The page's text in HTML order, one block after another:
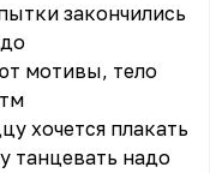
закончились
мотивы, тело
хочется плакать
танцевать надо